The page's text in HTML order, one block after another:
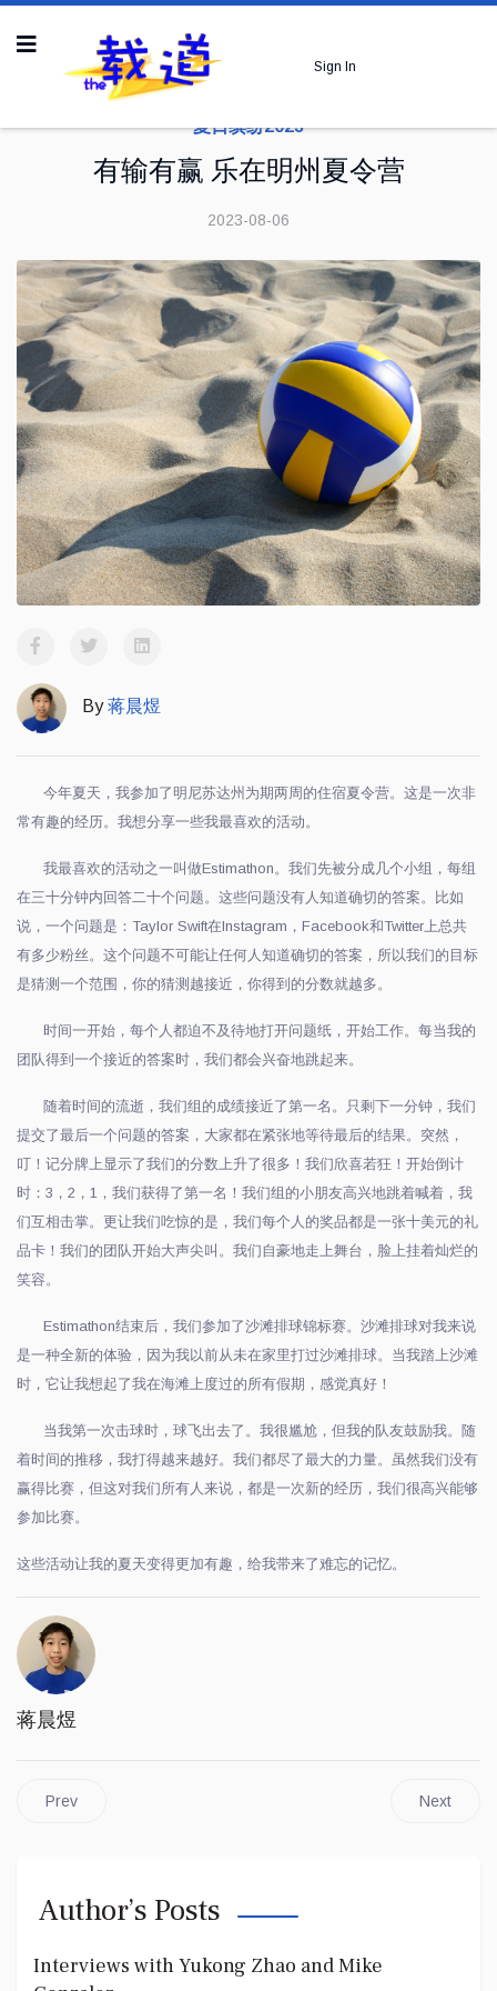
Sign In
夏日缤纷2023
有输有赢 乐在明州夏令营
2023-08-06
By 蒋晨煜
今年夏天，我参加了明尼苏达州为期两周的住宿夏令营。这是一次非
常有趣的经历。我想分享一些我最喜欢的活动。
我最喜欢的活动之一叫做Estimathon。我们先被分成几个小组，每组
在三十分钟内回答二十个问题。这些问题没有人知道确切的答案。比如
说，一个问题是：Taylor Swift在Instagram，Facebook和Twitter上总共
有多少粉丝。这个问题不可能让任何人知道确切的答案，所以我们的目标
是猜测一个范围，你的猜测越接近，你得到的分数就越多。
时间一开始，每个人都迫不及待地打开问题纸，开始工作。每当我的
团队得到一个接近的答案时，我们都会兴奋地跳起来。
随着时间的流逝，我们组的成绩接近了第一名。只剩下一分钟，我们
提交了最后一个问题的答案，大家都在紧张地等待最后的结果。突然，
叮！记分牌上显示了我们的分数上升了很多！我们欣喜若狂！开始倒计
时：3，2，1，我们获得了第一名！我们组的小朋友高兴地跳着喊着，我
们互相击掌。更让我们吃惊的是，我们每个人的奖品都是一张十美元的礼
品卡！我们的团队开始大声尖叫。我们自豪地走上舞台，脸上挂着灿烂的
笑容。
Estimathon结束后，我们参加了沙滩排球锦标赛。沙滩排球对我来说
是一种全新的体验，因为我以前从未在家里打过沙滩排球。当我踏上沙滩
时，它让我想起了我在海滩上度过的所有假期，感觉真好！
当我第一次击球时，球飞出去了。我很尴尬，但我的队友鼓励我。随
着时间的推移，我打得越来越好。我们都尽了最大的力量。虽然我们没有
赢得比赛，但这对我们所有人来说，都是一次新的经历，我们很高兴能够
参加比赛。
这些活动让我的夏天变得更加有趣，给我带来了难忘的记忆。
蒋晨煜
Prev Next
Author’s Posts
Interviews with Yukong Zhao and Mike